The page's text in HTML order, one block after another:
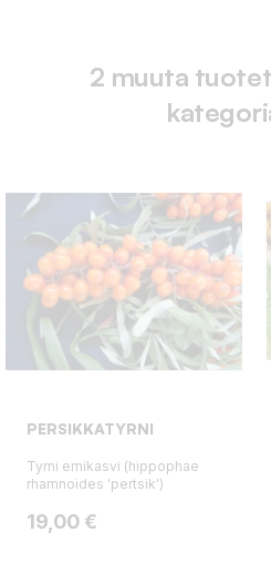
2 muuta
PERSIKKATYRNI
Tyrni emikasvi (hippophae
rhamnoides 'pertsik')
Hinta
19,00 €